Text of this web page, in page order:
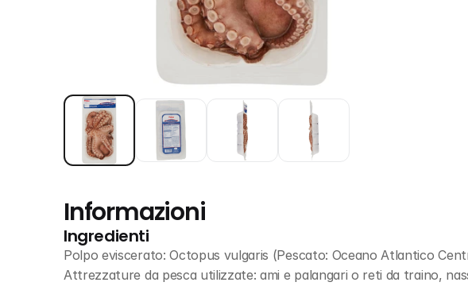
Informazioni
Ingredienti
Polpo eviscerato: Octopus vulgaris (Pescato: Oceano Atlantico
Attrezzature da pesca utilizzate: ami e palangari o reti da traino,